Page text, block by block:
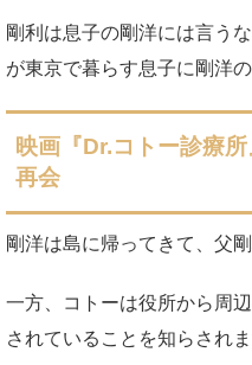
剛利は息子の剛洋には言う
が東京で暮らす息子に剛洋
映画『Dr.コトー診療
再会
剛洋は島に帰ってきて、父
一方、コトーは役所から周
されていることを知らされま